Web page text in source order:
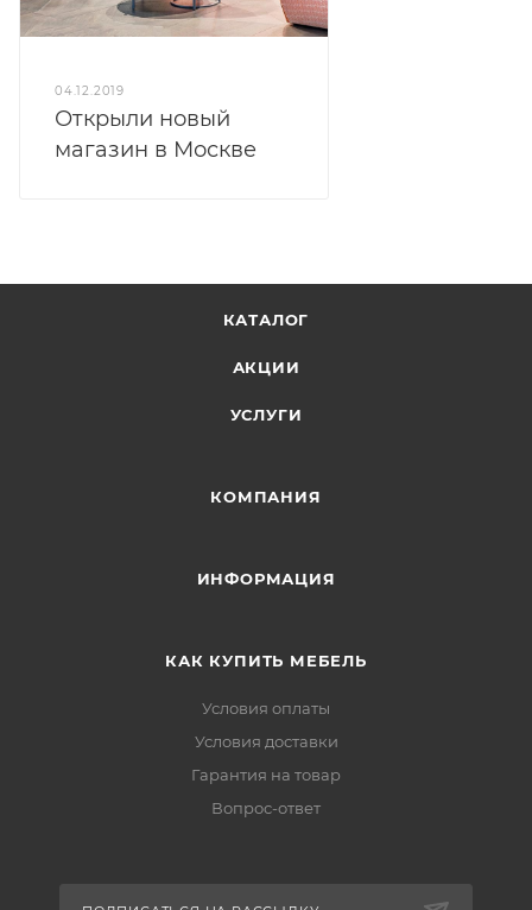
04.12.2019
Открыли новый
магазин в Москве
КАТАЛОГ
АКЦИИ
УСЛУГИ
КОМПАНИЯ
ИНФОРМАЦИЯ
КАК КУПИТЬ МЕБЕЛЬ
Условия оплаты
Условия доставки
Гарантия на товар
Вопрос-ответ